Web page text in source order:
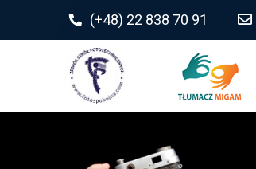
(+48) 22 838 70 91